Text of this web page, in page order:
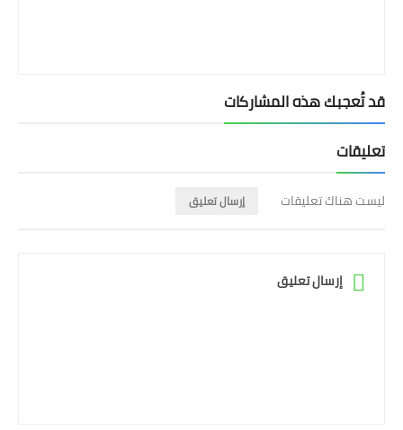
قد تُعجبك هذه المشاركات
تعليقات
ليست هناك تعليقات إرسال تعليق
إرسال تعليق